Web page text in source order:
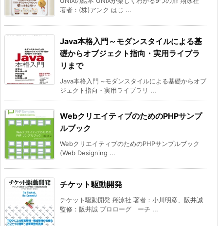
著者：(株)アンク はじ ...
Java本格入門～モダンスタイルによる基
礎からオブジェクト指向・実用ライブラ
リまで
Java本格入門 ~モダンスタイルによる基礎からオブ
ジェクト指向・実用ライブラリ ...
WebクリエイティブのためのPHPサンプ
ルブック
WebクリエイティブのためのPHPサンプルブック
(Web Designing ...
チケット駆動開発
チケット駆動開発 翔泳社 著者：小川明彦、阪井誠
監修：阪井誠 プロローグ ーチ ...